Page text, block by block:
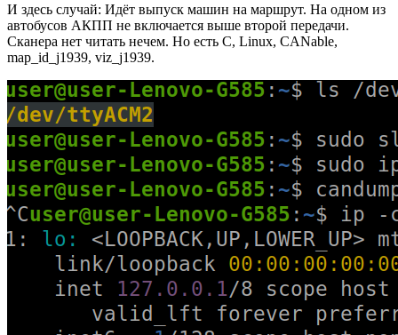
И здесь случай: Идёт выпуск машин на маршрут. На одном из
автобусов АКПП не включается выше второй передачи.
Сканера нет читать нечем. Но есть C, Linux, CANable,
map_id_j1939, viz_j1939.